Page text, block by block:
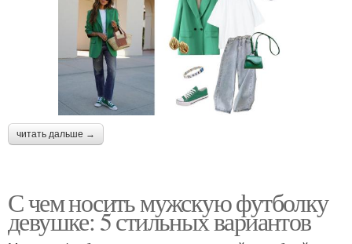
читать дальше →
С чем носить мужскую футболку
девушке: 5 стильных вариантов